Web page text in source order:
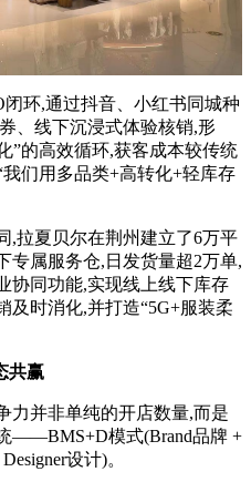
环,通过抖音、小红书同城种
、线下沉浸式体验核销,形
”的高效循环,获客成本较传统
们用多品类+高转化+轻库存
,拉夏贝尔在荆州建立了6万平
专属服务仓,日发货量超2万单,
协同功能,实现线上线下库存
及时消化,并打造“5G+服装柔
共赢
力并非单纯的开店数量,而是
——BMS+D模式(Brand品牌 +
设计)。